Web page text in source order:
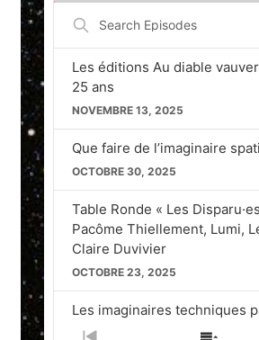
Search
Episodes
Les éditions Au diable
25 ans
NOVEMBRE 13, 2025
Que faire de l’imaginaire
OCTOBRE 30, 2025
Table Ronde « Les
Pacôme Thiellement, Lumi,
Claire Duvivier
OCTOBRE 23, 2025
Les imaginaires techniques
Silicon Valley